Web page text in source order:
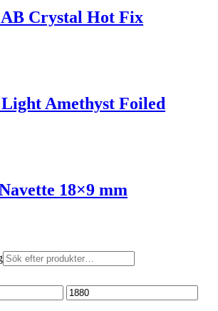
AB Crystal Hot Fix
Light Amethyst Foiled
18×9 mm